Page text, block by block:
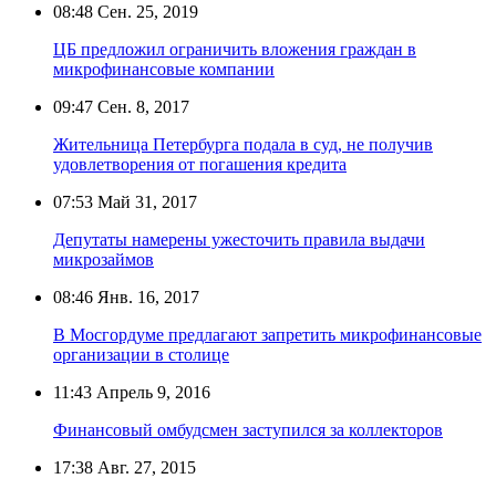
08:48 Сен. 25, 2019
ЦБ предложил ограничить вложения граждан в
микрофинансовые компании
09:47 Сен. 8, 2017
Жительница Петербурга подала в суд, не получив
удовлетворения от погашения кредита
07:53 Май 31, 2017
Депутаты намерены ужесточить правила выдачи
микрозаймов
08:46 Янв. 16, 2017
В Мосгордуме предлагают запретить микрофинансовые
организации в столице
11:43 Апрель 9, 2016
Финансовый омбудсмен заступился за коллекторов
17:38 Авг. 27, 2015